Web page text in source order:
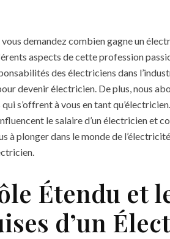
vous demandez combien gagne un
aspects de cette profession
des électriciens dans
devenir électricien. De plus, nous
s’offrent à vous en tant
le salaire d’un électricien et
à plonger dans le monde de
Étendu et
d’un